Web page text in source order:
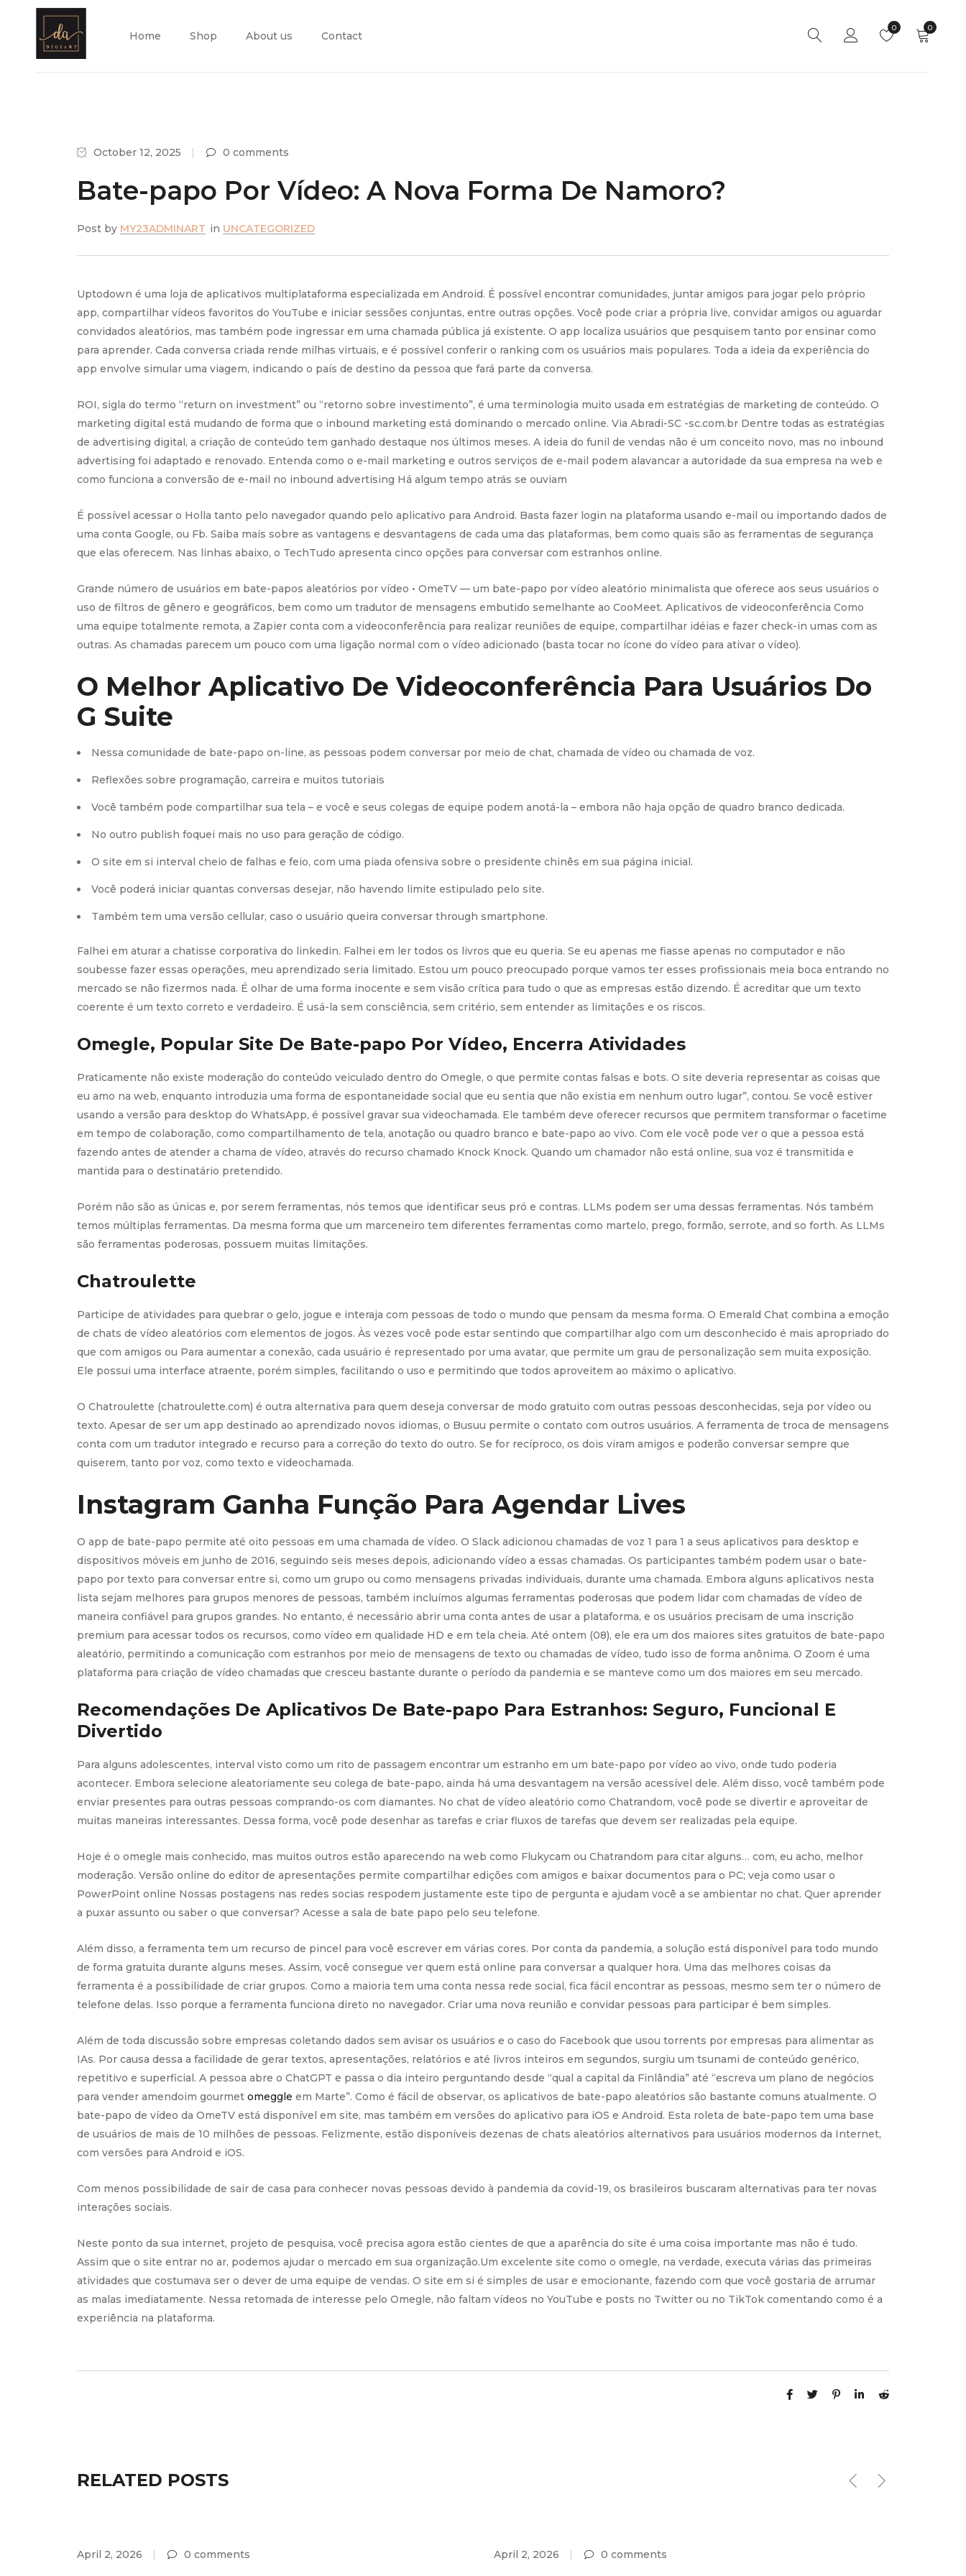
Home Shop About us Contact
0
0
October 12, 2025 0 comments
Bate-papo Por Vídeo: A Nova Forma De Namoro?
Post by MY23ADMINART in UNCATEGORIZED
Uptodown é uma loja de aplicativos multiplataforma especializada em Android. É possível encontrar comunidades, juntar amigos para jogar pelo próprio
app, compartilhar vídeos favoritos do YouTube e iniciar sessões conjuntas, entre outras opções. Você pode criar a própria live, convidar amigos ou aguardar
convidados aleatórios, mas também pode ingressar em uma chamada pública já existente. O app localiza usuários que pesquisem tanto por ensinar como
para aprender. Cada conversa criada rende milhas virtuais, e é possível conferir o ranking com os usuários mais populares. Toda a ideia da experiência do
app envolve simular uma viagem, indicando o país de destino da pessoa que fará parte da conversa.
ROI, sigla do termo “return on investment” ou “retorno sobre investimento”, é uma terminologia muito usada em estratégias de marketing de conteúdo. O
marketing digital está mudando de forma que o inbound marketing está dominando o mercado online. Via Abradi-SC -sc.com.br Dentre todas as estratégias
de advertising digital, a criação de conteúdo tem ganhado destaque nos últimos meses. A ideia do funil de vendas não é um conceito novo, mas no inbound
advertising foi adaptado e renovado. Entenda como o e-mail marketing e outros serviços de e-mail podem alavancar a autoridade da sua empresa na web e
como funciona a conversão de e-mail no inbound advertising Há algum tempo atrás se ouviam
É possível acessar o Holla tanto pelo navegador quando pelo aplicativo para Android. Basta fazer login na plataforma usando e-mail ou importando dados de
uma conta Google, ou Fb. Saiba mais sobre as vantagens e desvantagens de cada uma das plataformas, bem como quais são as ferramentas de segurança
que elas oferecem. Nas linhas abaixo, o TechTudo apresenta cinco opções para conversar com estranhos online.
Grande número de usuários em bate-papos aleatórios por vídeo • OmeTV — um bate-papo por vídeo aleatório minimalista que oferece aos seus usuários o
uso de filtros de gênero e geográficos, bem como um tradutor de mensagens embutido semelhante ao CooMeet. Aplicativos de videoconferência Como
uma equipe totalmente remota, a Zapier conta com a videoconferência para realizar reuniões de equipe, compartilhar idéias e fazer check-in umas com as
outras. As chamadas parecem um pouco com uma ligação normal com o vídeo adicionado (basta tocar no ícone do vídeo para ativar o vídeo).
O Melhor Aplicativo De Videoconferência Para Usuários Do
G Suite
Nessa comunidade de bate-papo on-line, as pessoas podem conversar por meio de chat, chamada de vídeo ou chamada de voz.
Reflexões sobre programação, carreira e muitos tutoriais
Você também pode compartilhar sua tela – e você e seus colegas de equipe podem anotá-la – embora não haja opção de quadro branco dedicada.
No outro publish foquei mais no uso para geração de código.
O site em si interval cheio de falhas e feio, com uma piada ofensiva sobre o presidente chinês em sua página inicial.
Você poderá iniciar quantas conversas desejar, não havendo limite estipulado pelo site.
Também tem uma versão cellular, caso o usuário queira conversar through smartphone.
Falhei em aturar a chatisse corporativa do linkedin. Falhei em ler todos os livros que eu queria. Se eu apenas me fiasse apenas no computador e não
soubesse fazer essas operações, meu aprendizado seria limitado. Estou um pouco preocupado porque vamos ter esses profissionais meia boca entrando no
mercado se não fizermos nada. É olhar de uma forma inocente e sem visão crítica para tudo o que as empresas estão dizendo. É acreditar que um texto
coerente é um texto correto e verdadeiro. É usá-la sem consciência, sem critério, sem entender as limitações e os riscos.
Omegle, Popular Site De Bate-papo Por Vídeo, Encerra Atividades
Praticamente não existe moderação do conteúdo veiculado dentro do Omegle, o que permite contas falsas e bots. O site deveria representar as coisas que
eu amo na web, enquanto introduzia uma forma de espontaneidade social que eu sentia que não existia em nenhum outro lugar”, contou. Se você estiver
usando a versão para desktop do WhatsApp, é possível gravar sua videochamada. Ele também deve oferecer recursos que permitem transformar o facetime
em tempo de colaboração, como compartilhamento de tela, anotação ou quadro branco e bate-papo ao vivo. Com ele você pode ver o que a pessoa está
fazendo antes de atender a chama de vídeo, através do recurso chamado Knock Knock. Quando um chamador não está online, sua voz é transmitida e
mantida para o destinatário pretendido.
Porém não são as únicas e, por serem ferramentas, nós temos que identificar seus pró e contras. LLMs podem ser uma dessas ferramentas. Nós também
temos múltiplas ferramentas. Da mesma forma que um marceneiro tem diferentes ferramentas como martelo, prego, formão, serrote, and so forth. As LLMs
são ferramentas poderosas, possuem muitas limitações.
Chatroulette
Participe de atividades para quebrar o gelo, jogue e interaja com pessoas de todo o mundo que pensam da mesma forma. O Emerald Chat combina a emoção
de chats de vídeo aleatórios com elementos de jogos. Às vezes você pode estar sentindo que compartilhar algo com um desconhecido é mais apropriado do
que com amigos ou Para aumentar a conexão, cada usuário é representado por uma avatar, que permite um grau de personalização sem muita exposição.
Ele possui uma interface atraente, porém simples, facilitando o uso e permitindo que todos aproveitem ao máximo o aplicativo.
O Chatroulette (chatroulette.com) é outra alternativa para quem deseja conversar de modo gratuito com outras pessoas desconhecidas, seja por vídeo ou
texto. Apesar de ser um app destinado ao aprendizado novos idiomas, o Busuu permite o contato com outros usuários. A ferramenta de troca de mensagens
conta com um tradutor integrado e recurso para a correção do texto do outro. Se for recíproco, os dois viram amigos e poderão conversar sempre que
quiserem, tanto por voz, como texto e videochamada.
Instagram Ganha Função Para Agendar Lives
O app de bate-papo permite até oito pessoas em uma chamada de vídeo. O Slack adicionou chamadas de voz 1 para 1 a seus aplicativos para desktop e
dispositivos móveis em junho de 2016, seguindo seis meses depois, adicionando vídeo a essas chamadas. Os participantes também podem usar o bate-
papo por texto para conversar entre si, como um grupo ou como mensagens privadas individuais, durante uma chamada. Embora alguns aplicativos nesta
lista sejam melhores para grupos menores de pessoas, também incluímos algumas ferramentas poderosas que podem lidar com chamadas de vídeo de
maneira confiável para grupos grandes. No entanto, é necessário abrir uma conta antes de usar a plataforma, e os usuários precisam de uma inscrição
premium para acessar todos os recursos, como vídeo em qualidade HD e em tela cheia. Até ontem (08), ele era um dos maiores sites gratuitos de bate-papo
aleatório, permitindo a comunicação com estranhos por meio de mensagens de texto ou chamadas de vídeo, tudo isso de forma anônima. O Zoom é uma
plataforma para criação de vídeo chamadas que cresceu bastante durante o período da pandemia e se manteve como um dos maiores em seu mercado.
Recomendações De Aplicativos De Bate-papo Para Estranhos: Seguro, Funcional E
Divertido
Para alguns adolescentes, interval visto como um rito de passagem encontrar um estranho em um bate-papo por vídeo ao vivo, onde tudo poderia
acontecer. Embora selecione aleatoriamente seu colega de bate-papo, ainda há uma desvantagem na versão acessível dele. Além disso, você também pode
enviar presentes para outras pessoas comprando-os com diamantes. No chat de vídeo aleatório como Chatrandom, você pode se divertir e aproveitar de
muitas maneiras interessantes. Dessa forma, você pode desenhar as tarefas e criar fluxos de tarefas que devem ser realizadas pela equipe.
Hoje é o omegle mais conhecido, mas muitos outros estão aparecendo na web como Flukycam ou Chatrandom para citar alguns… com, eu acho, melhor
moderação. Versão online do editor de apresentações permite compartilhar edições com amigos e baixar documentos para o PC; veja como usar o
PowerPoint online Nossas postagens nas redes socias respodem justamente este tipo de pergunta e ajudam você a se ambientar no chat. Quer aprender
a puxar assunto ou saber o que conversar? Acesse a sala de bate papo pelo seu telefone.
Além disso, a ferramenta tem um recurso de pincel para você escrever em várias cores. Por conta da pandemia, a solução está disponível para todo mundo
de forma gratuita durante alguns meses. Assim, você consegue ver quem está online para conversar a qualquer hora. Uma das melhores coisas da
ferramenta é a possibilidade de criar grupos. Como a maioria tem uma conta nessa rede social, fica fácil encontrar as pessoas, mesmo sem ter o número de
telefone delas. Isso porque a ferramenta funciona direto no navegador. Criar uma nova reunião e convidar pessoas para participar é bem simples.
Além de toda discussão sobre empresas coletando dados sem avisar os usuários e o caso do Facebook que usou torrents por empresas para alimentar as
IAs. Por causa dessa a facilidade de gerar textos, apresentações, relatórios e até livros inteiros em segundos, surgiu um tsunami de conteúdo genérico,
repetitivo e superficial. A pessoa abre o ChatGPT e passa o dia inteiro perguntando desde “qual a capital da Finlândia” até “escreva um plano de negócios
para vender amendoim gourmet omeggle em Marte”. Como é fácil de observar, os aplicativos de bate-papo aleatórios são bastante comuns atualmente. O
bate-papo de vídeo da OmeTV está disponível em site, mas também em versões do aplicativo para iOS e Android. Esta roleta de bate-papo tem uma base
de usuários de mais de 10 milhões de pessoas. Felizmente, estão disponíveis dezenas de chats aleatórios alternativos para usuários modernos da Internet,
com versões para Android e iOS.
Com menos possibilidade de sair de casa para conhecer novas pessoas devido à pandemia da covid-19, os brasileiros buscaram alternativas para ter novas
interações sociais.
Neste ponto da sua internet, projeto de pesquisa, você precisa agora estão cientes de que a aparência do site é uma coisa importante mas não é tudo.
Assim que o site entrar no ar, podemos ajudar o mercado em sua organização.Um excelente site como o omegle, na verdade, executa várias das primeiras
atividades que costumava ser o dever de uma equipe de vendas. O site em si é simples de usar e emocionante, fazendo com que você gostaria de arrumar
as malas imediatamente. Nessa retomada de interesse pelo Omegle, não faltam vídeos no YouTube e posts no Twitter ou no TikTok comentando como é a
experiência na plataforma.
RELATED POSTS
April 2, 2026 0 comments April 2, 2026 0 comments